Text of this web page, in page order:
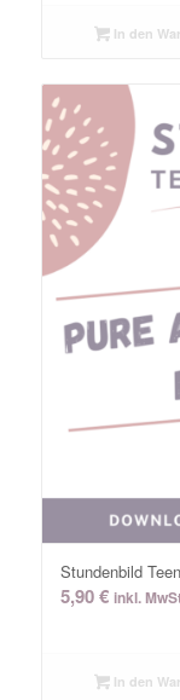
In den
Stundenbild
5,90€ inkl.
In den